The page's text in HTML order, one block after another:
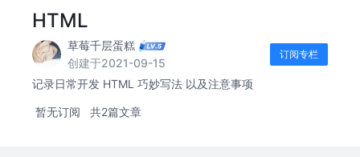
HTML
草莓千层蛋糕
创建于2021-09-15
订阅专栏
记录日常开发 HTML 巧妙写法 以及注意事项
暂无订阅 共2篇文章